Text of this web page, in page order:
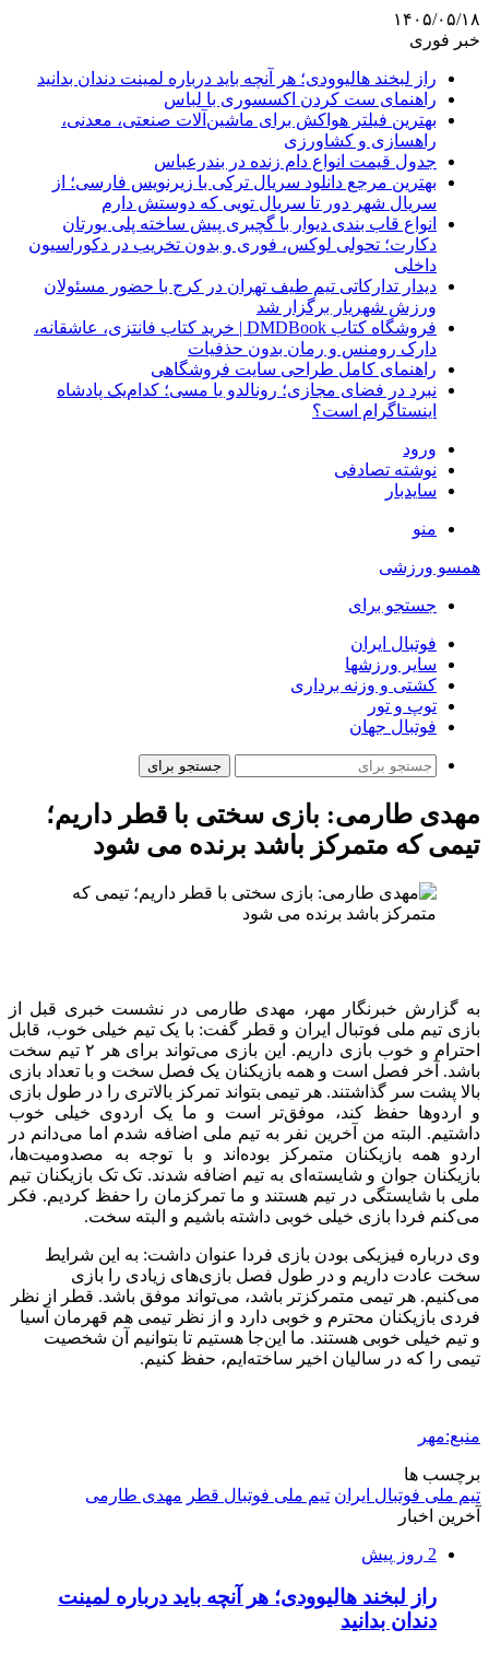
۱۴۰۵/۰۵/۱۸
خبر فوری
راز لبخند هالیوودی؛ هر آنچه باید درباره لمینت دندان بدانید
راهنمای ست کردن اکسسوری با لباس
بهترین فیلتر هواکش برای ماشین‌آلات صنعتی، معدنی،
راهسازی و کشاورزی
جدول قیمت انواع دام زنده در بندرعباس
بهترین مرجع دانلود سریال ترکی با زیرنویس فارسی؛ از
سریال شهر دور تا سریال تویی که دوستش دارم
انواع قاب بندی دیوار با گچبری پیش ساخته پلی یورتان
دکارت؛ تحولی لوکس، فوری و بدون تخریب در دکوراسیون
داخلی
دیدار تدارکاتی تیم طیف تهران در کرج با حضور مسئولان
ورزش شهریار برگزار شد
فروشگاه کتاب DMDBook | خرید کتاب فانتزی، عاشقانه،
دارک رومنس و رمان بدون حذفیات
راهنمای کامل طراحی سایت فروشگاهی
نبرد در فضای مجازی؛ رونالدو یا مسی؛ کدام‌یک پادشاه
اینستاگرام است؟
ورود
نوشته تصادفی
سایدبار
منو
همسو ورزشی
جستجو برای
فوتبال ایران
سایر ورزشها
کشتی و وزنه برداری
توپ و تور
فوتبال جهان
جستجو برای
مهدی طارمی: بازی سختی با قطر داریم؛
تیمی که متمرکز باشد برنده می شود
به گزارش خبرنگار مهر، مهدی طارمی در نشست خبری قبل از
بازی تیم ملی فوتبال ایران و قطر گفت: با یک تیم خیلی خوب، قابل
احترام و خوب بازی داریم. این بازی می‌تواند برای هر ۲ تیم سخت
باشد. آخر فصل است و همه بازیکنان یک فصل سخت و با تعداد بازی
بالا پشت سر گذاشتند. هر تیمی بتواند تمرکز بالاتری را در طول بازی
و اردوها حفظ کند، موفق‌تر است و ما یک اردوی خیلی خوب
داشتیم. البته من آخرین نفر به تیم ملی اضافه شدم اما می‌دانم در
اردو همه بازیکنان متمرکز بوده‌اند و با توجه به مصدومیت‌ها،
بازیکنان جوان و شایسته‌ای به تیم اضافه شدند. تک تک بازیکنان تیم
ملی با شایستگی در تیم هستند و ما تمرکزمان را حفظ کردیم. فکر
می‌کنم فردا بازی خیلی خوبی داشته باشیم و البته سخت.
وی درباره فیزیکی بودن بازی فردا عنوان داشت: به این شرایط
سخت عادت داریم و در طول فصل بازی‌های زیادی را بازی
می‌کنیم. هر تیمی متمرکزتر باشد، می‌تواند موفق باشد. قطر از نظر
فردی بازیکنان محترم و خوبی دارد و از نظر تیمی هم قهرمان آسیا
و تیم خیلی خوبی هستند. ما این‌جا هستیم تا بتوانیم آن شخصیت
تیمی را که در سالیان اخیر ساخته‌ایم، حفظ کنیم.
منبع:مهر
برچسب ها
تیم ملی فوتبال ایران تیم ملی فوتبال قطر مهدی طارمی
آخرین اخبار
2 روز پیش
راز لبخند هالیوودی؛ هر آنچه باید درباره لمینت
دندان بدانید